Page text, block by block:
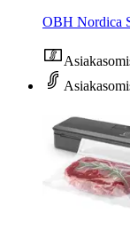
OBH Nordica